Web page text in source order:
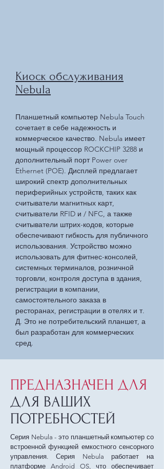
Киоск обслуживания
Nebula
Планшетный компьютер Nebula Touch
сочетает в себе надежность и
коммерческое качество. Nebula имеет
мощный процессор ROCKCHIP 3288 и
дополнительный порт Power over
Ethernet (POE). Дисплей предлагает
широкий спектр дополнительных
периферийных устройств, таких как
считыватели магнитных карт,
считыватели RFID и / NFC, а также
считыватели штрих-кодов, которые
обеспечивают гибкость для публичного
использования. Устройство можно
использовать для фитнес-консолей,
системных терминалов, розничной
торговли, контроля доступа в здания,
регистрации в компании,
самостоятельного заказа в
ресторанах, регистрации в отелях и т.
Д. Это не потребительский планшет, а
был разработан для коммерческих
сред.
ПРЕДНАЗНАЧЕН ДЛЯ
ДЛЯ ВАШИХ
ПОТРЕБНОСТЕЙ
Серия Nebula - это планшетный компьютер со
встроенной функцией емкостного сенсорного
управления. Серия Nebula работает на
платформе Android OS, что обеспечивает